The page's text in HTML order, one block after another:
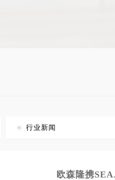
行业新闻
欧森隆携